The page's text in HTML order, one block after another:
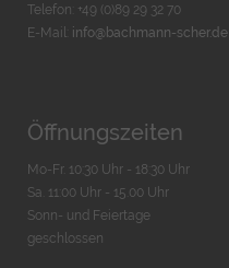
Telefon: +49 (0)89 29 32 70
E-Mail: info@bachmann-scher.de
Öffnungszeiten
Mo-Fr. 10:30 Uhr - 18:30 Uhr
Sa. 11:00 Uhr - 15.00 Uhr
Sonn- und Feiertage
geschlossen